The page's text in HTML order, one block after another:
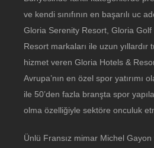
ve kendi sınıfının en başarılı uc
Gloria Serenity Resort, Gloria
Resort markaları ile uzun yıllardır
hizmet veren Gloria Hotels &
Avrupa’nın en özel spor yatırımı
ile 50’den fazla branşta spor
olma özelliğiyle sektöre onculuk
Ünlü Fransız mimar Michel Gayon